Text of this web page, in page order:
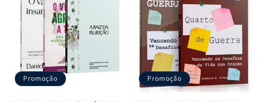
Promoção Promoção